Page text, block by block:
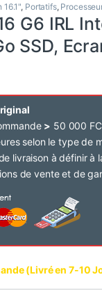
16.1", Portatifs,
G6 IRL
SSD,
> 50 000
selon le type de
livraison à définir à
de vente et de
(Livré en 7-10